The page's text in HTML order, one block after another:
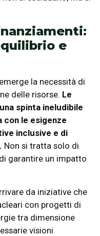
e
la necessità di
delle risorse. Le
spinta ineludibile
le esigenze
inclusive e di
Non si tratta solo di
garantire un impatto
da iniziative che
con progetti di
tra dimensione
visioni